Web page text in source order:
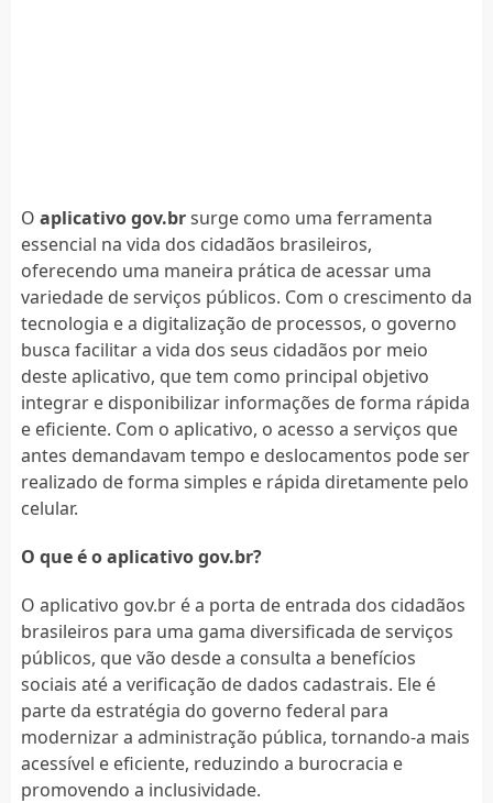
O aplicativo gov.brsurge como uma ferramenta
essencial na vida dos cidadãos brasileiros,
oferecendo uma maneira prática de acessar uma
variedade de serviços públicos. Com o crescimento da
tecnologia e a digitalização de processos, o governo
busca facilitar a vida dos seus cidadãos por meio
deste aplicativo, que tem como principal objetivo
integrar e disponibilizar informações de forma rápida
e eficiente. Com o aplicativo, o acesso a serviços que
antes demandavam tempo e deslocamentos pode ser
realizado de forma simples e rápida diretamente pelo
celular.
O que é o aplicativo gov.br?
O aplicativo gov.br é a porta de entrada dos cidadãos
brasileiros para uma gama diversificada de serviços
públicos, que vão desde a consulta a benefícios
sociais até a verificação de dados cadastrais. Ele é
parte da estratégia do governo federal para
modernizar a administração pública, tornando-a mais
acessível e eficiente, reduzindo a burocracia e
promovendo a inclusividade.